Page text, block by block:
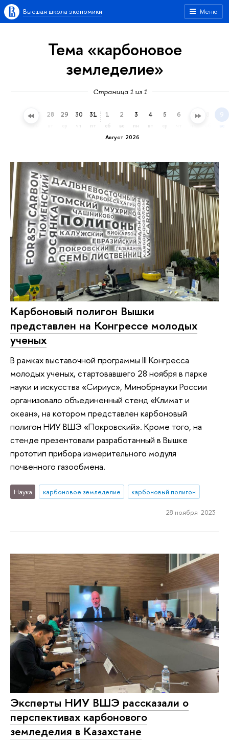
Меню
Высшая школа экономики
Тема «карбоновое
земледелие»
Страница 1 из 1
27 28 29 30
чт
31
пт
Август 2026
1
сб
2
вс
3
пн
4
вт
5 6 7 9
вс
Карбоновый полигон Вышки
представлен на Конгрессе молодых
ученых
В рамках выставочной программы III Конгресса
молодых ученых, стартовавшего 28 ноября в парке
науки и искусства «Сириус», Минобрнауки России
организовало объединенный стенд «Климат и
океан», на котором представлен карбоновый
полигон НИУ ВШЭ «Покровский». Кроме того, на
стенде презентовали разработанный в Вышке
прототип прибора измерительного модуля
почвенного газообмена.
Наука карбоновое земледелие карбоновый полигон
28 ноября 2023
Эксперты НИУ ВШЭ рассказали о
перспективах карбонового
земледелия в Казахстане